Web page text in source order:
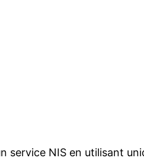
service NIS en utilisant